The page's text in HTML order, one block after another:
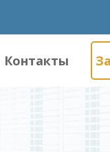
Контакты